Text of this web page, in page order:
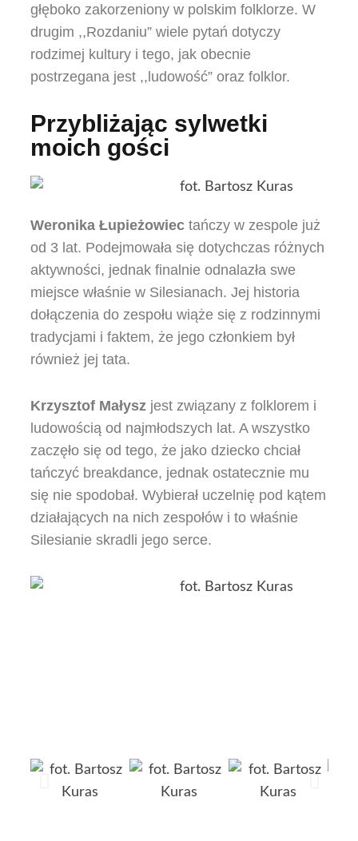
głęboko zakorzeniony w polskim folklorze. W
drugim ,,Rozdaniu” wiele pytań dotyczy
rodzimej kultury i tego, jak obecnie
postrzegana jest ,,ludowość” oraz folklor.
Przybliżając sylwetki
moich gości
Weronika Łupieżowiectańczy w zespole już
od 3 lat. Podejmowała się dotychczas różnych
aktywności, jednak finalnie odnalazła swe
miejsce właśnie w Silesianach. Jej historia
dołączenia do zespołu wiąże się z rodzinnymi
tradycjami i faktem, że jego członkiem był
również jej tata.
Krzysztof Małyszjest związany z folklorem i
ludowością od najmłodszych lat. A wszystko
zaczęło się od tego, że jako dziecko chciał
tańczyć breakdance, jednak ostatecznie mu
się nie spodobał. Wybierał uczelnię pod kątem
działających na nich zespołów i to właśnie
Silesianie skradli jego serce.